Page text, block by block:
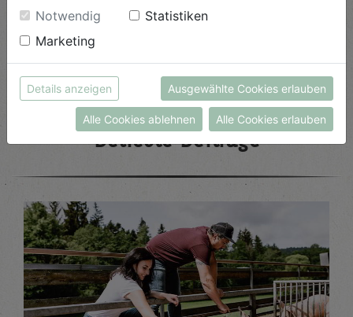
Beliebte Beiträge
Cookies zu. Unter "Details anzeigen" findest du alle
Infos zu den unterschiedlichen Cookies, du kannst
auch entscheiden, welche Cookies du erlauben
möchtest.
Weitere Informationen findest du in unserer
Datenschutzerklärungbzw. imImpressum
Notwendig
Statistiken
Marketing
Details anzeigen Ausgewählte Cookies erlauben
Alle Cookies ablehnen Alle Cookies erlauben